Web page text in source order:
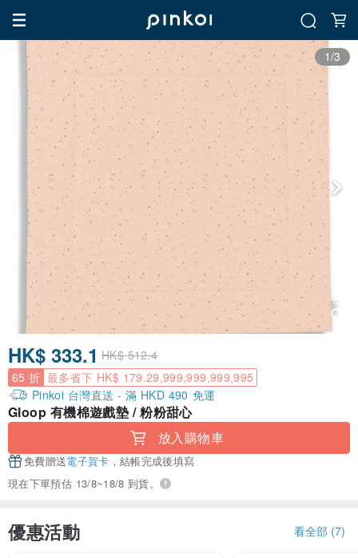
1/3
HK$ 333.1 HK$ 512.4
65 折 最多省下 HK$ 179.29,999,999,999,995
Pinkoi 台灣直送 - 滿 HKD 490 免運
Gloop 有機棉遊戲墊 / 粉粉甜心
放入購物車
免費贈送電子賀卡 ，結帳完成後填寫
現在下單預估 13/8~18/8 到貨。
優惠活動 看全部 (7)